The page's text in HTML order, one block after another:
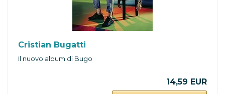
Cristian Bugatti
Il nuovo album di Bugo
14,59 EUR